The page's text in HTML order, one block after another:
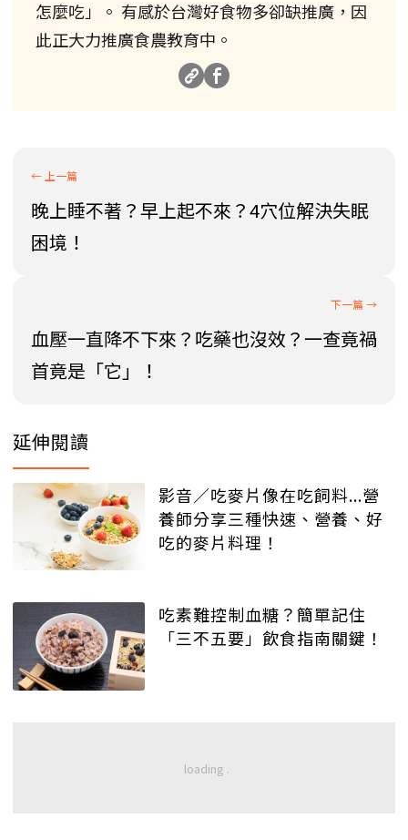
怎麼吃」。 有感於台灣好食物多卻缺推廣，因
此正大力推廣食農教育中。
晚上睡不著？早上起不來？4穴位解決失眠
困境！
血壓一直降不下來？吃藥也沒效？一查竟禍
首竟是「它」！
延伸閱讀
影音／吃麥片像在吃飼料...營
養師分享三種快速、營養、好
吃的麥片料理！
吃素難控制血糖？簡單記住
「三不五要」飲食指南關鍵！